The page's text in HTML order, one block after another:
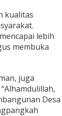
kualitas
lebih
membuka
juga
Desa